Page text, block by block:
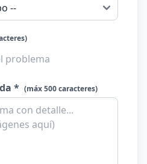
* (máx 500 caracteres)